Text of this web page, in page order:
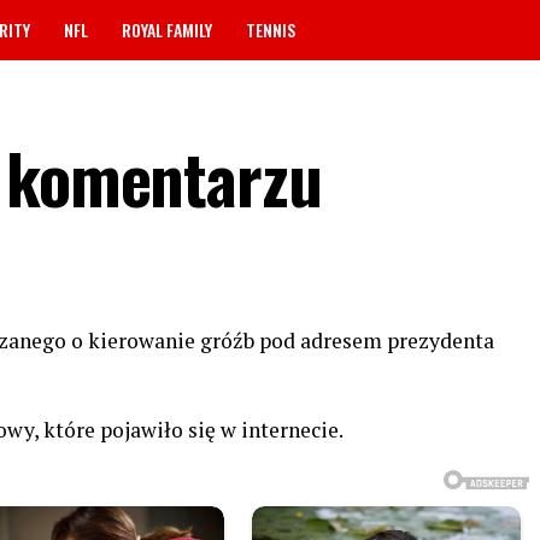
NFL ROYAL FAMILY TENNIS
o kierowanie gróźb pod adresem prezydenta
które pojawiło się w internecie.